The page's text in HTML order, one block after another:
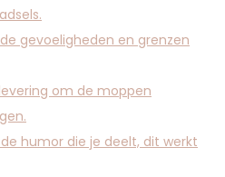
gevoeligheden en grenzen
om de moppen
humor die je deelt, dit werkt